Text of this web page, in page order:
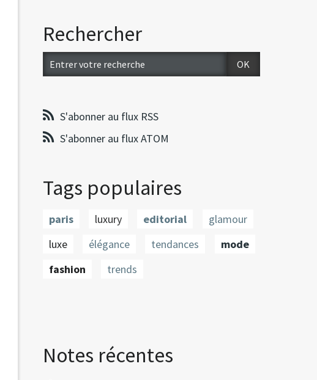
Rechercher
S'abonner au flux RSS
S'abonner au flux ATOM
Tags populaires
paris luxury editorial
glamour
luxe
élégance tendances
mode
fashion
trends
Notes récentes